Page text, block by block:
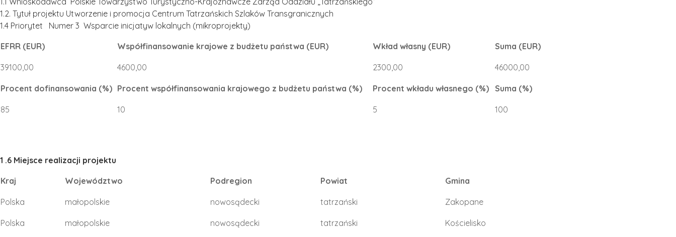
1.2. Tytuł projektu Utworzenie i promocja Centrum Tatrzańskich Szlaków Transgranicznych
1.4 Priorytet Numer 3 Wsparcie inicjatyw lokalnych (mikroprojekty)
EFRR (EUR) Współfinansowanie krajowe z budżetu państwa (EUR) Wkład własny (EUR) Suma (EUR)
39100,00 4600,00 2300,00 46000,00
Procent dofinansowania (%) Procent współfinansowania krajowego z budżetu państwa (%) Procent wkładu własnego (%) Suma (%)
85 10 5 100
1 .6 Miejsce realizacji projektu
Kraj Województwo Podregion Powiat Gmina
Polska małopolskie nowosądecki tatrzański Zakopane
Polska małopolskie nowosądecki tatrzański Kościelisko